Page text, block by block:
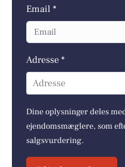
Email *
Adresse *
Adresse
Dine oplysninger deles
ejendomsmæglere, som
salgsvurdering.